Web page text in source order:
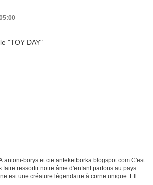
antoni-borys et cie anteketborka.blogspot.com C'est
ressortir notre âme d'enfant partons au pays
est une créature légendaire à corne unique. Elle